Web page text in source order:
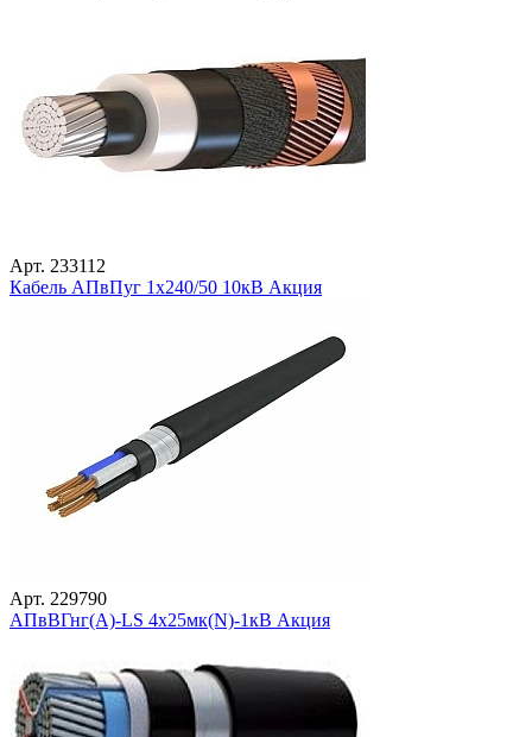
Арт. 233112
Кабель АПвПуг 1х240/50 10кВ Акция
Арт. 229790
АПвВГнг(А)-LS 4х25мк(N)-1кВ Акция